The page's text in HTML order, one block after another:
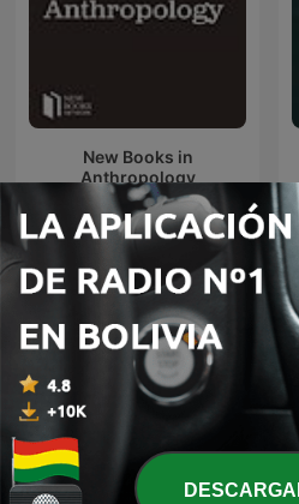
New Books in
Anthropology
Más podcasts